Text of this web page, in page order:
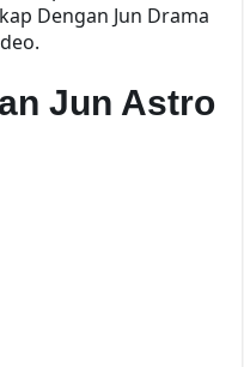
Dengan Jun Drama
Jun Astro